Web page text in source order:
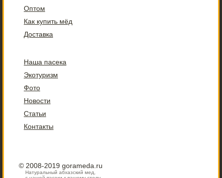
Оптом
Как купить мёд
Доставка
Наша пасека
Экотуризм
Фото
Новости
Статьи
Контакты
© 2008-2019 gorameda.ru
Натуральный абхазский мед,